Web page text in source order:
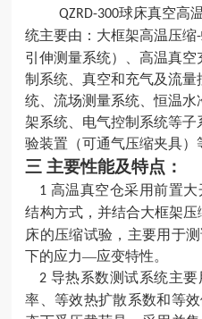
QZRD-300球床真空高
统主要由：大框架高温压缩-
引伸测量系统）
、高温真
制系统、真空和充气及流
统、流场测量系统、恒温
架系统、电气控制系统等
验装置（可通气压缩夹具）
三 主要性能及特点：
1 高温真空仓采用前置大
结构方式，并结合大框架压
床的压缩试验，主要用于
下的应力—应变特性。
2 导热系数测试系统主
率 、等效热扩散系数和等